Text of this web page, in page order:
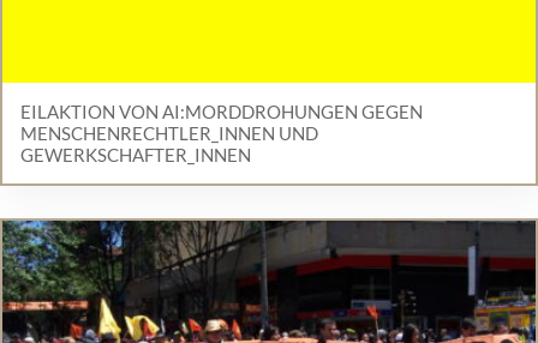
EILAKTION VON AI:MORDDROHUNGEN GEGEN
MENSCHENRECHTLER_INNEN UND
GEWERKSCHAFTER_INNEN